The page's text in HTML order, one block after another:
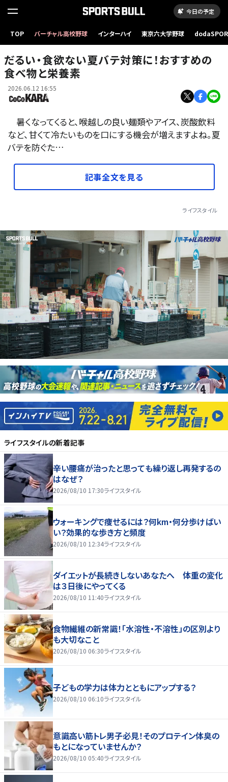
今日の予定
TOP バーチャル高校野球 インターハイ 東京六大学野球
だるい・食欲ない夏バテ対策に！おすすめの
食べ物と栄養素
2026.06.12 16:55
暑くなってくると、喉越しの良い麺類やアイス、炭酸飲料
など、甘くて冷たいものを口にする機会が増えますよね。夏
バテを防ぐた…
記事全文を見る
ライフスタイル
ライフスタイルの新着記事
辛い腰痛が治ったと思っても繰り返し再発するの
はなぜ？
2026/08/10 17:30ライフスタイル
ウォーキングで痩せるには？何km・何分歩けばい
い？効果的な歩き方と頻度
2026/08/10 12:34ライフスタイル
ダイエットが長続きしないあなたへ 体重の変化
は３日後にやってくる
2026/08/10 11:40ライフスタイル
食物繊維の新常識！「水溶性・不溶性」の区別より
も大切なこと
2026/08/10 06:30ライフスタイル
子どもの学力は体力とともにアップする？
2026/08/10 06:10ライフスタイル
意識高い筋トレ男子必見！そのプロテイン体臭の
もとになっていませんか？
2026/08/10 05:40ライフスタイル